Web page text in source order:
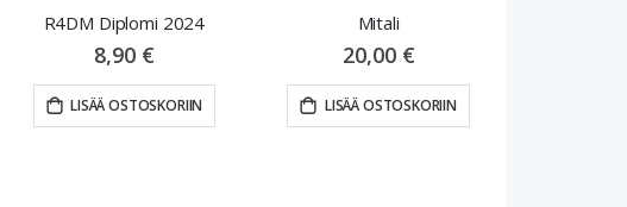
R4DM Diplomi 2024
8,90 €
LISÄÄ OSTOSKORIIN
Mitali
20,00 €
LISÄÄ OSTOSKORIIN